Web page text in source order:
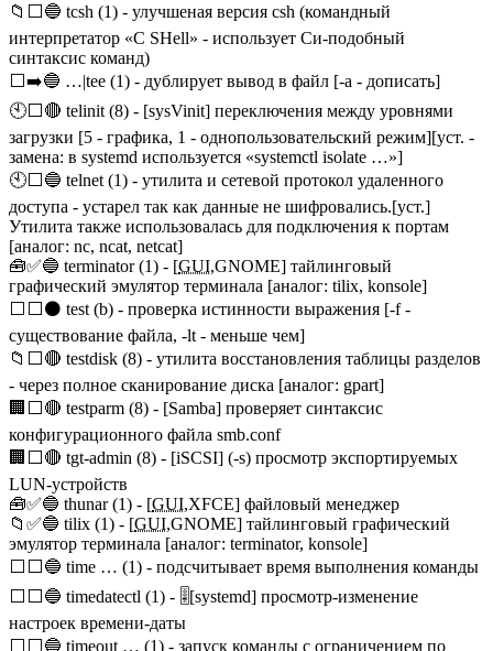
📁⬜🔵 tcsh (1) - улучшеная версия csh (командный
интерпретатор «C SHell» - использует Си-подобный
синтаксис команд)
⬜➡️🔵 …|tee (1) - дублирует вывод в файл [-a - дописать]
🕙⬜🔴 telinit (8) - [sysVinit] переключения между уровнями
загрузки [5 - графика, 1 - однопользовательский режим][уст. -
замена: в systemd используется «systemctl isolate …»]
🕙⬜🔵 telnet (1) - утилита и сетевой протокол удаленного
доступа - устарел так как данные не шифровались.[уст.]
Утилита также использовалась для подключения к портам
[аналог: nc, ncat, netcat]
🧰✅🔵 terminator (1) - [GUI,GNOME] тайлинговый
графический эмулятор терминала [аналог: tilix, konsole]
⬜⬜⚫ test (b) - проверка истинности выражения [-f -
существование файла, -lt - меньше чем]
📁⬜🔴 testdisk (8) - утилита восстановления таблицы разделов
- через полное сканирование диска [аналог: gpart]
🏢⬜🔴 testparm (8) - [Samba] проверяет синтаксис
конфигурационного файла smb.conf
🏢⬜🔴 tgt-admin (8) - [iSCSI] (-s) просмотр экспортируемых
LUN-устройств
🧰✅🔵 thunar (1) - [GUI,XFCE] файловый менеджер
📁✅🔵 tilix (1) - [GUI,GNOME] тайлинговый графический
эмулятор терминала [аналог: terminator, konsole]
⬜⬜🔵 time … (1) - подсчитывает время выполнения команды
⬜⬜🔵 timedatectl (1) - 🎚️[systemd] просмотр-изменение
настроек времени-даты
⬜⬜🔵 timeout … (1) - запуск команды с ограничением по